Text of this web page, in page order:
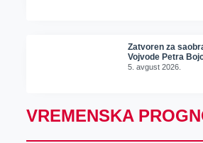
Zatvoren za
Vojvode Petra
5. avgust 2026.
VREMENSKA